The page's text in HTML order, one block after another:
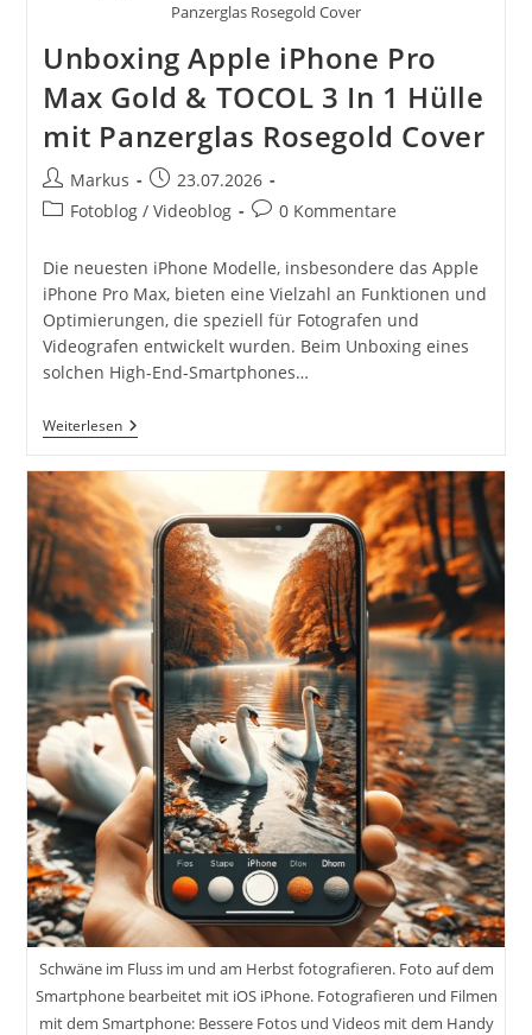
Panzerglas Rosegold Cover
Unboxing Apple iPhone Pro
Max Gold & TOCOL 3 In 1 Hülle
mit Panzerglas Rosegold Cover
Beitrags-
Autor:
Markus
Beitrag
veröffentlicht:
23.07.2026
Beitrags-
Fotoblog / Videoblog
Beitrags-
0 Kommentare
Die neuesten iPhone Modelle, insbesondere das Apple
iPhone Pro Max, bieten eine Vielzahl an Funktionen und
Optimierungen, die speziell für Fotografen und
Videografen entwickelt wurden. Beim Unboxing eines
solchen High-End-Smartphones…
WeiterlesenUnboxing
Apple
Pro
Max
Gold
&
TOCOL
3
In
1
Hülle
Mit
Panzerglas
Rosegold
Cover
Schwäne im Fluss im und am Herbst fotografieren. Foto auf dem
Smartphone bearbeitet mit iOS iPhone. Fotografieren und Filmen
mit dem Smartphone: Bessere Fotos und Videos mit dem Handy